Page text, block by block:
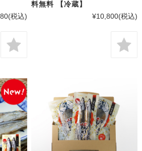
(税込)
料無料 【冷蔵】
¥10,800(税込)